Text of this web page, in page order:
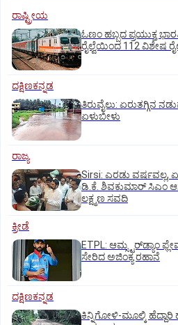
ರಾಷ್ಟ್ರೀಯ
ಓಣಂ ಹಬ್ಬದ ಪ್ರಯುಕ್ತ
ರೈಲ್ವೆಯಿಂದ 112 ವಿಶೇಷ
ದಕ್ಷಿಣಕನ್ನಡ
ತಿರುವೈಲು: ಏರುತಗ್ಗಿನ
ಏಳುಬೀಳು
ರಾಜ್ಯ
Sirsi: ಎರಡು ವರ್ಷವಲ್ಲ,
ಡಿ.ಕೆ. ಶಿವಕುಮಾರ್ ಸಿಎಂ
ಲಕ್ಷ್ಮಣ ಸವದಿ
ಕ್ರೀಡೆ
ETPL: ಆಮ್ಸ್ಟರ್‌ಡ್ಯಾಂ
ಸೇರಿದ ಅಜಿಂಕ್ಯ ರಹಾನೆ
ದಕ್ಷಿಣಕನ್ನಡ
ಕಿನ್ನಿಗೋಳಿ-ಮೂಲ್ಕಿ ಹೆದ್ದಾರಿ